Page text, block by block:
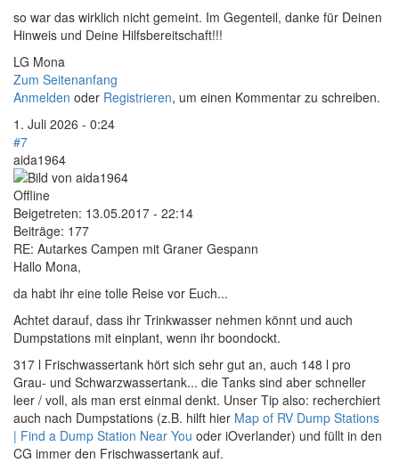
so war das wirklich nicht gemeint. Im Gegenteil, danke für Deinen
Hinweis und Deine Hilfsbereitschaft!!!
LG Mona
Zum Seitenanfang
Anmelden oder Registrieren, um einen Kommentar zu schreiben.
1. Juli 2026 - 0:24
#7
aida1964
Offline
Beigetreten: 13.05.2017 - 22:14
Beiträge: 177
RE: Autarkes Campen mit Graner Gespann
Hallo Mona,
da habt ihr eine tolle Reise vor Euch...
Achtet darauf, dass ihr Trinkwasser nehmen könnt und auch
Dumpstations mit einplant, wenn ihr boondockt.
317 l Frischwassertank hört sich sehr gut an, auch 148 l pro
Grau- und Schwarzwassertank... die Tanks sind aber schneller
leer / voll, als man erst einmal denkt. Unser Tip also: recherchiert
auch nach Dumpstations (z.B. hilft hier Map of RV Dump Stations
| Find a Dump Station Near You oder iOverlander) und füllt in den
CG immer den Frischwassertank auf.